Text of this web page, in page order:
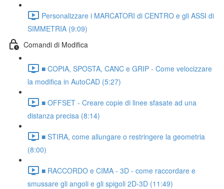
Personalizzare i MARCATORI di CENTRO e gli ASSI di
SIMMETRIA (9:09)
Comandi di Modifica
■ COPIA, SPOSTA, CANC e GRIP - Come velocizzare
la modifica in AutoCAD (5:27)
■ OFFSET - Creare copie di linee sfasate ad una
distanza precisa (8:14)
■ STIRA, come allungare o restringere la geometria
(8:00)
■ RACCORDO e CIMA - 3D - come raccordare e
smussare gli angoli e gli spigoli 2D-3D (11:49)